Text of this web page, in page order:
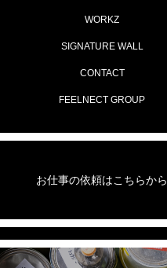
WORKZ
SIGNATURE WALL
CONTACT
FEELNECT GROUP
お仕事の依頼はこちらから